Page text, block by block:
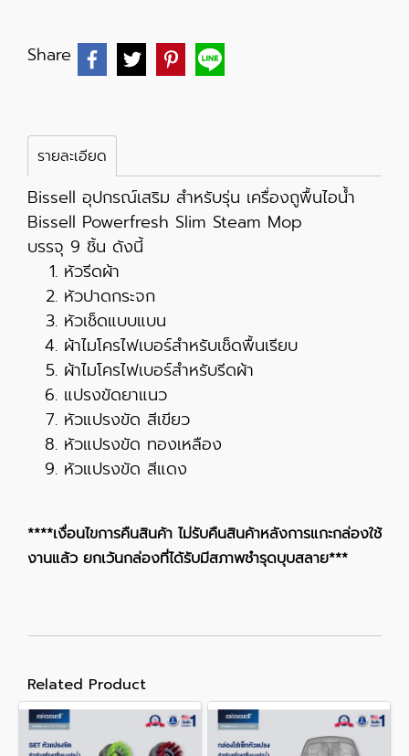
Share
รายละเอียด
Bissell อุปกรณ์เสริม สำหรับรุ่น เครื่องถูพื้นไอน้ำ
Bissell Powerfresh Slim Steam Mop
บรรจุ 9 ชิ้น ดังนี้
หัวรีดผ้า
หัวปาดกระจก
หัวเช็ดแบบแบน
ผ้าไมโครไฟเบอร์สำหรับเช็ดพื้นเรียบ
ผ้าไมโครไฟเบอร์สำหรับรีดผ้า
แปรงขัดยาแนว
หัวแปรงขัด สีเขียว
หัวแปรงขัด ทองเหลือง
หัวแปรงขัด สีแดง
****เงื่อนไขการคืนสินค้า ไม่รับคืนสินค้าหลังการแกะกล่องใช้
งานแล้ว ยกเว้นกล่องที่ได้รับมีสภาพชำรุดบุบสลาย***
Related Product